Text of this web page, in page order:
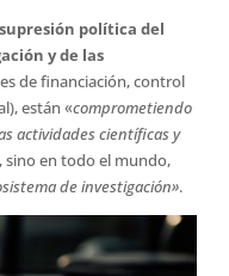
política del
y de las
de financiación, control
están «comprometiendo
actividades científicas y
sino en todo el mundo,
de investigación».